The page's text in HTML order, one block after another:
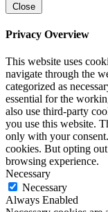
Close
Privacy Overview
This website uses
navigate through the
categorized as
essential for the
also use third-party
you use this website.
only with your
cookies. But opting
browsing experience.
Necessary
Necessary
Always Enabled